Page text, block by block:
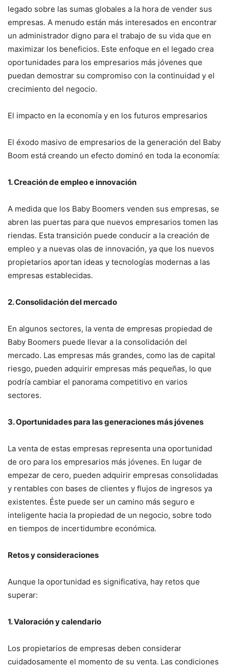
legado sobre las sumas globales a la hora de vender sus
empresas. A menudo están más interesados en encontrar
un administrador digno para el trabajo de su vida que en
maximizar los beneficios. Este enfoque en el legado crea
oportunidades para los empresarios más jóvenes que
puedan demostrar su compromiso con la continuidad y el
crecimiento del negocio.
El impacto en la economía y en los futuros empresarios
El éxodo masivo de empresarios de la generación del Baby
Boom está creando un efecto dominó en toda la economía:
1. Creación de empleo e innovación
A medida que los Baby Boomers venden sus empresas, se
abren las puertas para que nuevos empresarios tomen las
riendas. Esta transición puede conducir a la creación de
empleo y a nuevas olas de innovación, ya que los nuevos
propietarios aportan ideas y tecnologías modernas a las
empresas establecidas.
2. Consolidación del mercado
En algunos sectores, la venta de empresas propiedad de
Baby Boomers puede llevar a la consolidación del
mercado. Las empresas más grandes, como las de capital
riesgo, pueden adquirir empresas más pequeñas, lo que
podría cambiar el panorama competitivo en varios
sectores.
3. Oportunidades para las generaciones más jóvenes
La venta de estas empresas representa una oportunidad
de oro para los empresarios más jóvenes. En lugar de
empezar de cero, pueden adquirir empresas consolidadas
y rentables con bases de clientes y flujos de ingresos ya
existentes. Éste puede ser un camino más seguro e
inteligente hacia la propiedad de un negocio, sobre todo
en tiempos de incertidumbre económica.
Retos y consideraciones
Aunque la oportunidad es significativa, hay retos que
superar:
1. Valoración y calendario
Los propietarios de empresas deben considerar
cuidadosamente el momento de su venta. Las condiciones